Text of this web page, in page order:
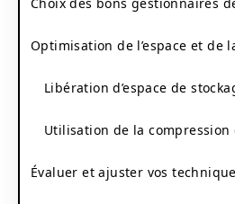
Optimisation de l’espace et de
Libération d’espace de
Utilisation de la compression
Évaluer et ajuster vos